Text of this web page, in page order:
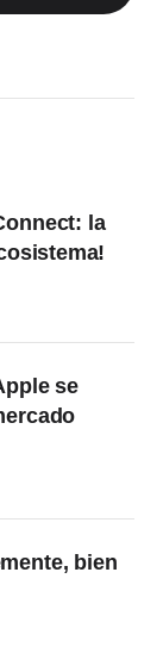
la
se
bien